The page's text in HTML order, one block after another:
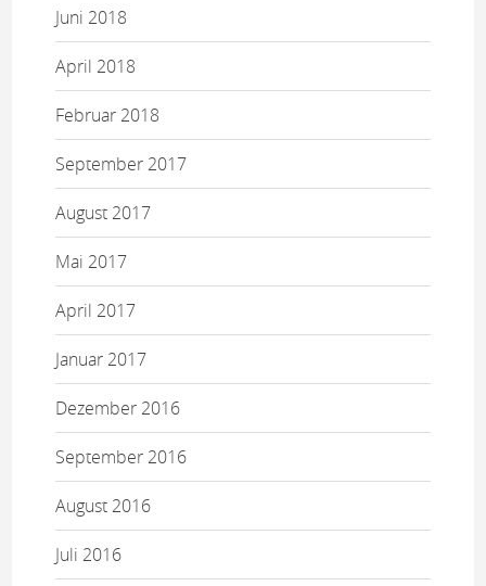
Juni 2018
April 2018
Februar 2018
September 2017
August 2017
Mai 2017
April 2017
Januar 2017
Dezember 2016
September 2016
August 2016
Juli 2016